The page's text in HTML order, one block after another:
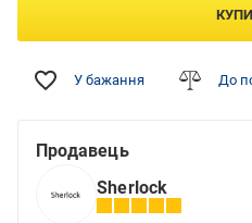
У бажання До
Продавець
Sherlock